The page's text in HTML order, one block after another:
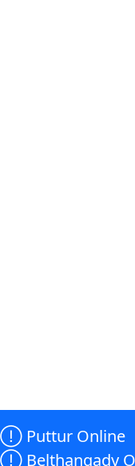
 Puttur Online
 Belthangady